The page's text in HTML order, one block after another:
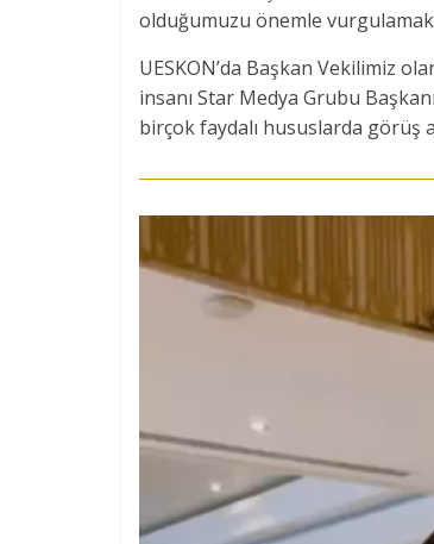
olduğumuzu önemle
UESKON’da Başkan Vekilimiz
insanı Star Medya Grubu
birçok faydalı hususlarda görüş